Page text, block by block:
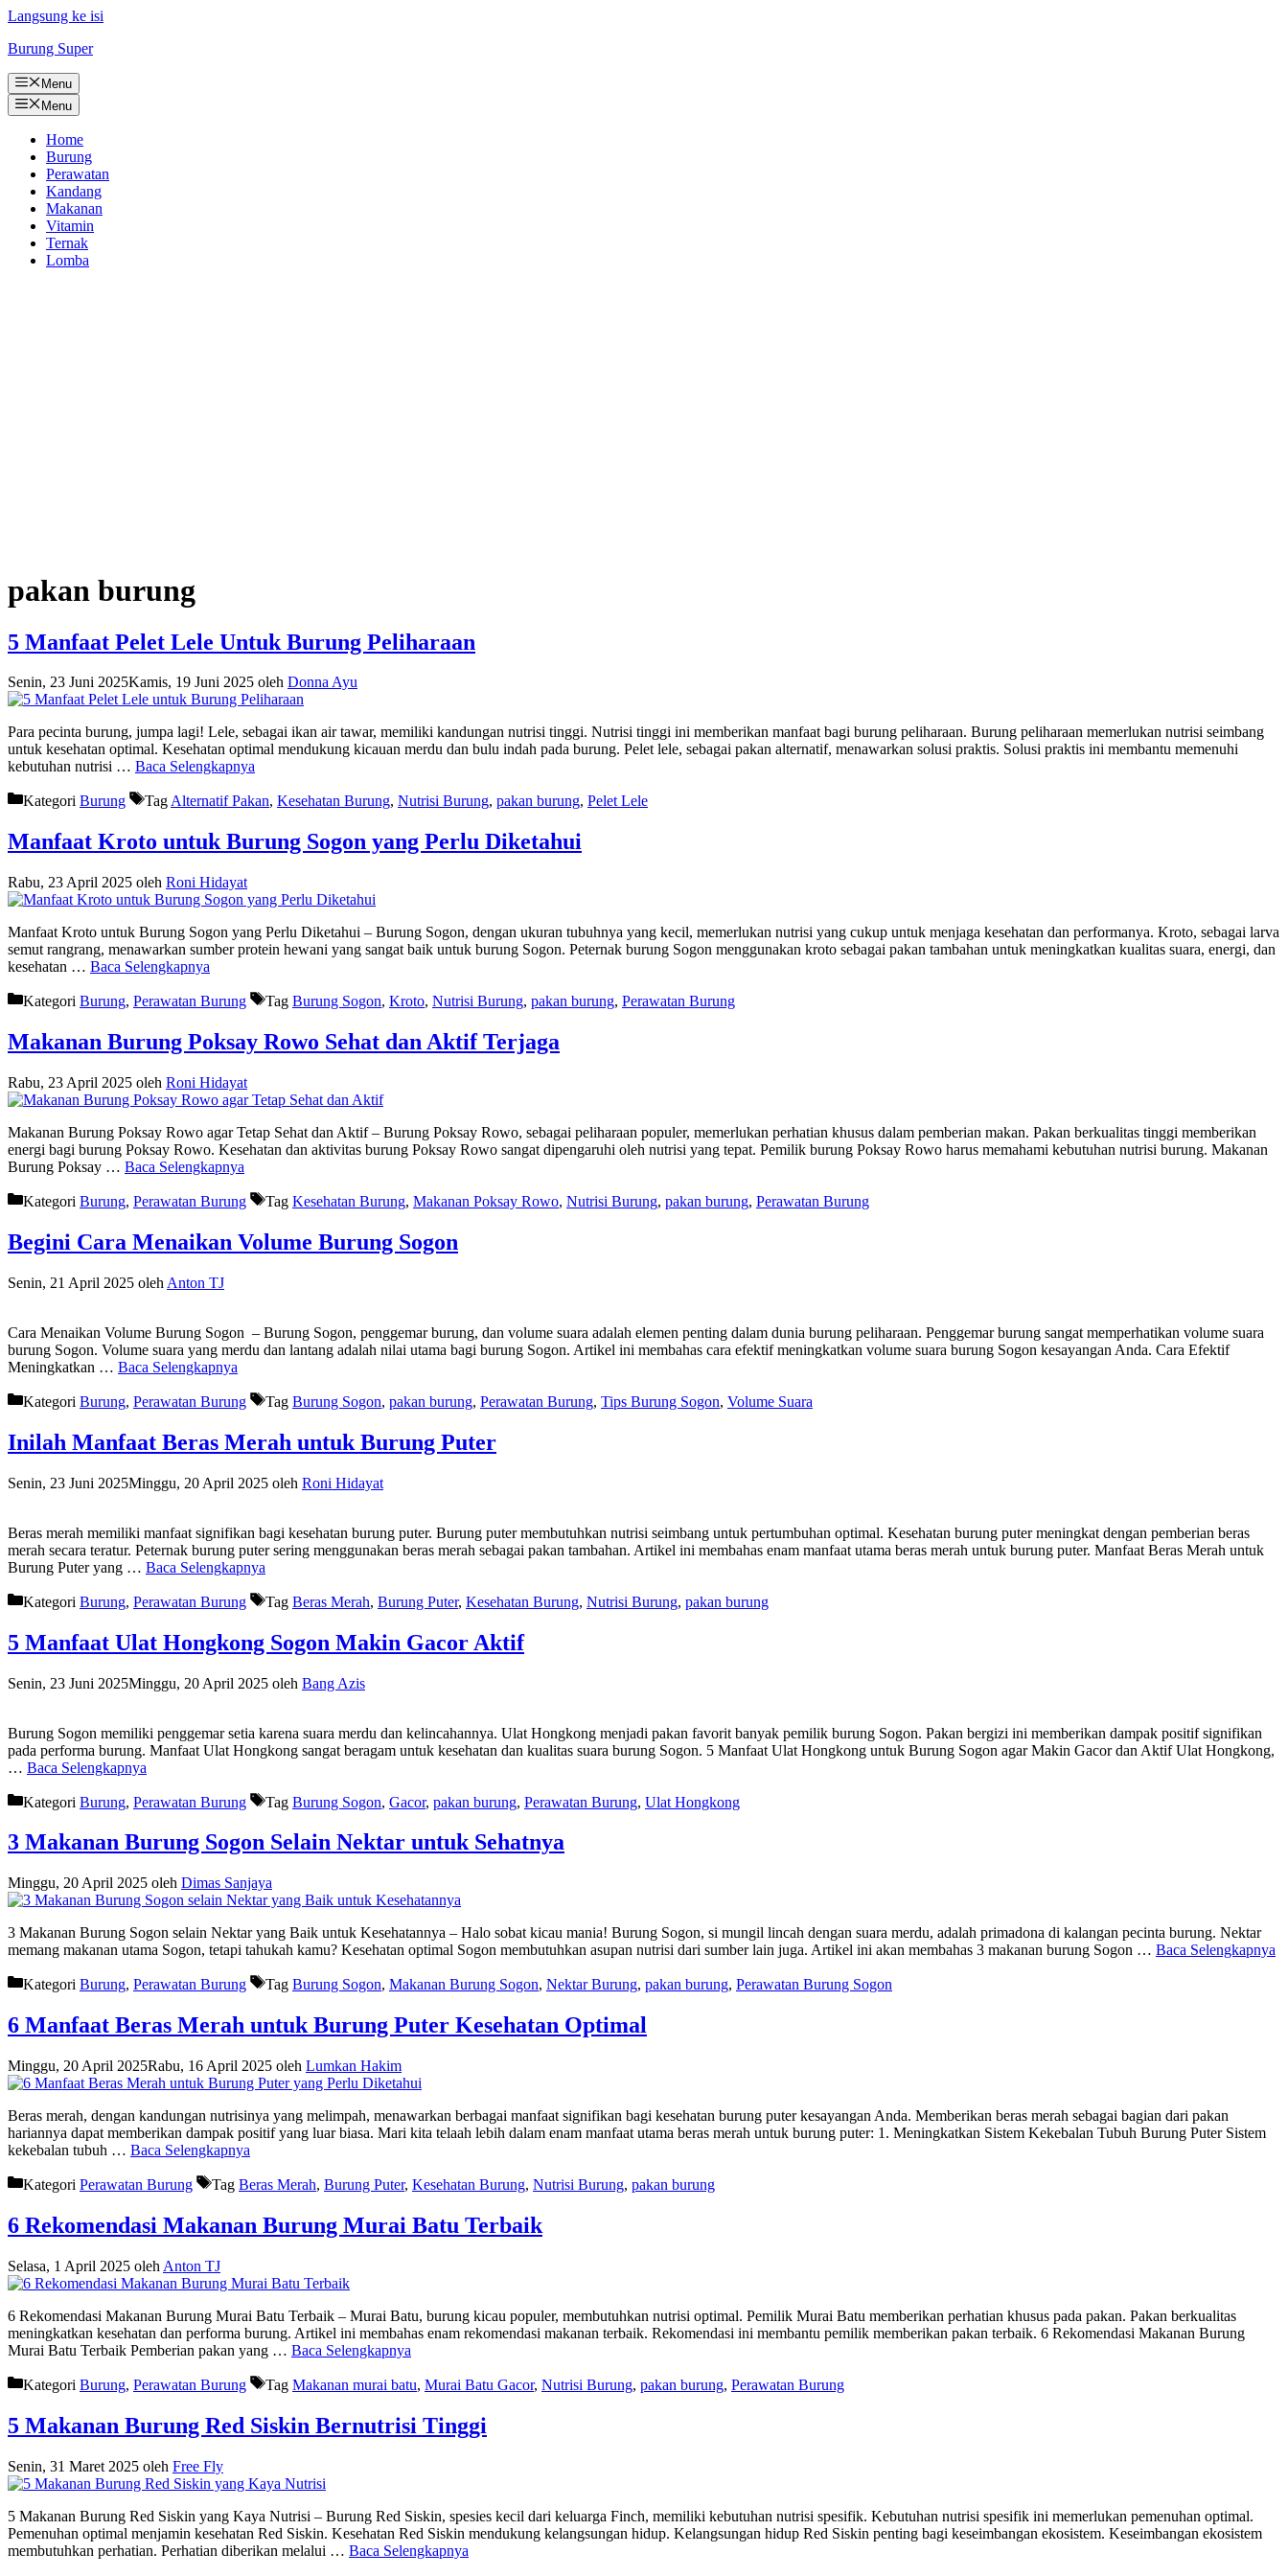
Langsung ke isi
Burung Super
Menu
Menu
Home
Burung
Perawatan
Kandang
Makanan
Vitamin
Ternak
Lomba
pakan burung
5 Manfaat Pelet Lele Untuk Burung Peliharaan
Senin, 23 Juni 2025Kamis, 19 Juni 2025 oleh Donna Ayu
Para pecinta burung, jumpa lagi! Lele, sebagai ikan air tawar, memiliki kandungan nutrisi tinggi. Nutrisi tinggi ini memberikan manfaat bagi burung peliharaan. Burung peliharaan memerlukan nutrisi seimbang
untuk kesehatan optimal. Kesehatan optimal mendukung kicauan merdu dan bulu indah pada burung. Pelet lele, sebagai pakan alternatif, menawarkan solusi praktis. Solusi praktis ini membantu memenuhi
kebutuhan nutrisi … Baca Selengkapnya
Kategori Burung TagAlternatif Pakan, Kesehatan Burung, Nutrisi Burung, pakan burung, Pelet Lele
Manfaat Kroto untuk Burung Sogon yang Perlu Diketahui
Rabu, 23 April 2025 oleh Roni Hidayat
Manfaat Kroto untuk Burung Sogon yang Perlu Diketahui – Burung Sogon, dengan ukuran tubuhnya yang kecil, memerlukan nutrisi yang cukup untuk menjaga kesehatan dan performanya. Kroto, sebagai larva
semut rangrang, menawarkan sumber protein hewani yang sangat baik untuk burung Sogon. Peternak burung Sogon menggunakan kroto sebagai pakan tambahan untuk meningkatkan kualitas suara, energi, dan
kesehatan … Baca Selengkapnya
Kategori Burung, Perawatan Burung Tag Burung Sogon, Kroto, Nutrisi Burung, pakan burung, Perawatan Burung
Makanan Burung Poksay Rowo Sehat dan Aktif Terjaga
Rabu, 23 April 2025 oleh Roni Hidayat
Makanan Burung Poksay Rowo agar Tetap Sehat dan Aktif – Burung Poksay Rowo, sebagai peliharaan populer, memerlukan perhatian khusus dalam pemberian makan. Pakan berkualitas tinggi memberikan
energi bagi burung Poksay Rowo. Kesehatan dan aktivitas burung Poksay Rowo sangat dipengaruhi oleh nutrisi yang tepat. Pemilik burung Poksay Rowo harus memahami kebutuhan nutrisi burung. Makanan
Burung Poksay … Baca Selengkapnya
Kategori Burung, Perawatan Burung Tag Kesehatan Burung, Makanan Poksay Rowo, Nutrisi Burung, pakan burung, Perawatan Burung
Begini Cara Menaikan Volume Burung Sogon
Senin, 21 April 2025 oleh Anton TJ
Cara Menaikan Volume Burung Sogon – Burung Sogon, penggemar burung, dan volume suara adalah elemen penting dalam dunia burung peliharaan. Penggemar burung sangat memperhatikan volume suara
burung Sogon. Volume suara yang merdu dan lantang adalah nilai utama bagi burung Sogon. Artikel ini membahas cara efektif meningkatkan volume suara burung Sogon kesayangan Anda. Cara Efektif
Meningkatkan … Baca Selengkapnya
Kategori Burung, Perawatan Burung Tag Burung Sogon, pakan burung, Perawatan Burung, Tips Burung Sogon, Volume Suara
Inilah Manfaat Beras Merah untuk Burung Puter
Senin, 23 Juni 2025Minggu, 20 April 2025 oleh Roni Hidayat
Beras merah memiliki manfaat signifikan bagi kesehatan burung puter. Burung puter membutuhkan nutrisi seimbang untuk pertumbuhan optimal. Kesehatan burung puter meningkat dengan pemberian beras
merah secara teratur. Peternak burung puter sering menggunakan beras merah sebagai pakan tambahan. Artikel ini membahas enam manfaat utama beras merah untuk burung puter. Manfaat Beras Merah untuk
Burung Puter yang … Baca Selengkapnya
Kategori Burung, Perawatan Burung Tag Beras Merah, Burung Puter, Kesehatan Burung, Nutrisi Burung, pakan burung
5 Manfaat Ulat Hongkong Sogon Makin Gacor Aktif
Senin, 23 Juni 2025Minggu, 20 April 2025 oleh Bang Azis
Burung Sogon memiliki penggemar setia karena suara merdu dan kelincahannya. Ulat Hongkong menjadi pakan favorit banyak pemilik burung Sogon. Pakan bergizi ini memberikan dampak positif signifikan
pada performa burung. Manfaat Ulat Hongkong sangat beragam untuk kesehatan dan kualitas suara burung Sogon. 5 Manfaat Ulat Hongkong untuk Burung Sogon agar Makin Gacor dan Aktif Ulat Hongkong,
… Baca Selengkapnya
Kategori Burung, Perawatan Burung Tag Burung Sogon, Gacor, pakan burung, Perawatan Burung, Ulat Hongkong
3 Makanan Burung Sogon Selain Nektar untuk Sehatnya
Minggu, 20 April 2025 oleh Dimas Sanjaya
3 Makanan Burung Sogon selain Nektar yang Baik untuk Kesehatannya – Halo sobat kicau mania! Burung Sogon, si mungil lincah dengan suara merdu, adalah primadona di kalangan pecinta burung. Nektar
memang makanan utama Sogon, tetapi tahukah kamu? Kesehatan optimal Sogon membutuhkan asupan nutrisi dari sumber lain juga. Artikel ini akan membahas 3 makanan burung Sogon … Baca Selengkapnya
Kategori Burung, Perawatan Burung Tag Burung Sogon, Makanan Burung Sogon, Nektar Burung, pakan burung, Perawatan Burung Sogon
6 Manfaat Beras Merah untuk Burung Puter Kesehatan Optimal
Minggu, 20 April 2025Rabu, 16 April 2025 oleh Lumkan Hakim
Beras merah, dengan kandungan nutrisinya yang melimpah, menawarkan berbagai manfaat signifikan bagi kesehatan burung puter kesayangan Anda. Memberikan beras merah sebagai bagian dari pakan
hariannya dapat memberikan dampak positif yang luar biasa. Mari kita telaah lebih dalam enam manfaat utama beras merah untuk burung puter: 1. Meningkatkan Sistem Kekebalan Tubuh Burung Puter Sistem
kekebalan tubuh … Baca Selengkapnya
Kategori Perawatan Burung Tag Beras Merah, Burung Puter, Kesehatan Burung, Nutrisi Burung, pakan burung
6 Rekomendasi Makanan Burung Murai Batu Terbaik
Selasa, 1 April 2025 oleh Anton TJ
6 Rekomendasi Makanan Burung Murai Batu Terbaik – Murai Batu, burung kicau populer, membutuhkan nutrisi optimal. Pemilik Murai Batu memberikan perhatian khusus pada pakan. Pakan berkualitas
meningkatkan kesehatan dan performa burung. Artikel ini membahas enam rekomendasi makanan terbaik. Rekomendasi ini membantu pemilik memberikan pakan terbaik. 6 Rekomendasi Makanan Burung
Murai Batu Terbaik Pemberian pakan yang … Baca Selengkapnya
Kategori Burung, Perawatan Burung Tag Makanan murai batu, Murai Batu Gacor, Nutrisi Burung, pakan burung, Perawatan Burung
5 Makanan Burung Red Siskin Bernutrisi Tinggi
Senin, 31 Maret 2025 oleh Free Fly
5 Makanan Burung Red Siskin yang Kaya Nutrisi – Burung Red Siskin, spesies kecil dari keluarga Finch, memiliki kebutuhan nutrisi spesifik. Kebutuhan nutrisi spesifik ini memerlukan pemenuhan optimal.
Pemenuhan optimal menjamin kesehatan Red Siskin. Kesehatan Red Siskin mendukung kelangsungan hidup. Kelangsungan hidup Red Siskin penting bagi keseimbangan ekosistem. Keseimbangan ekosistem
membutuhkan perhatian. Perhatian diberikan melalui … Baca Selengkapnya